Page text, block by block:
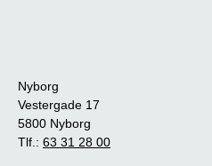
Nyborg
Vestergade 17
5800 Nyborg
Tlf.: 63 31 28 00